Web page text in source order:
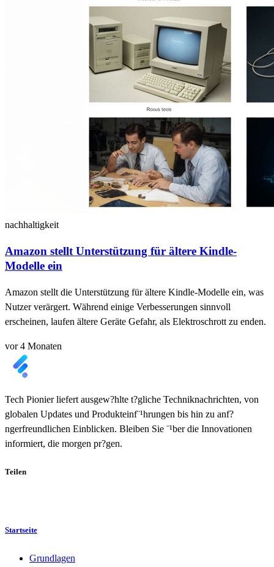
nachhaltigkeit
Amazon stellt Unterstützung für ältere Kindle-
Modelle ein
Amazon stellt die Unterstützung für ältere Kindle-Modelle ein, was
Nutzer verärgert. Während einige Verbesserungen sinnvoll
erscheinen, laufen ältere Geräte Gefahr, als Elektroschrott zu enden.
vor 4 Monaten
Tech Pionier liefert ausgew?hlte t?gliche Techniknachrichten, von
globalen Updates und Produkteinf¨¹hrungen bis hin zu anf?
ngerfreundlichen Einblicken. Bleiben Sie ¨¹ber die Innovationen
informiert, die morgen pr?gen.
Teilen
Startseite
Grundlagen